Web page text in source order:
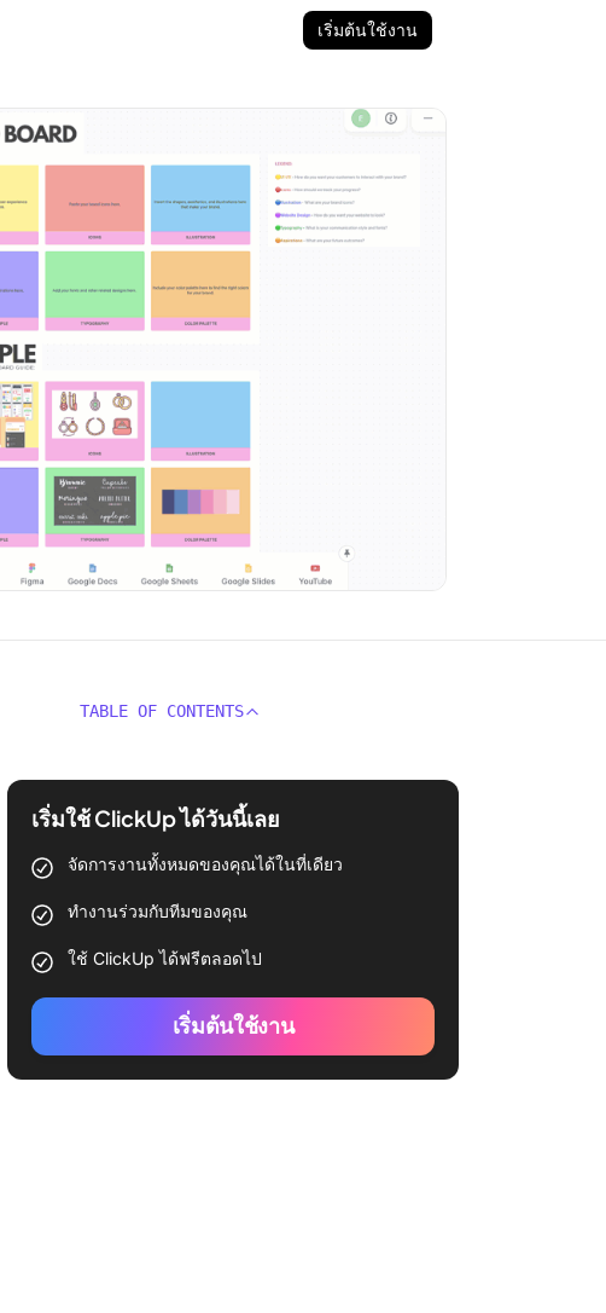
เริ่มต้นใช้งาน
TABLE OF CONTENTS
เริ่มใช้ ClickUp ได้วันนี้เลย
จัดการงานทั้งหมดของคุณได้ในที่เดียว
ทำงานร่วมกับทีมของคุณ
ใช้ ClickUp ได้ฟรีตลอดไป
เริ่มต้นใช้งาน